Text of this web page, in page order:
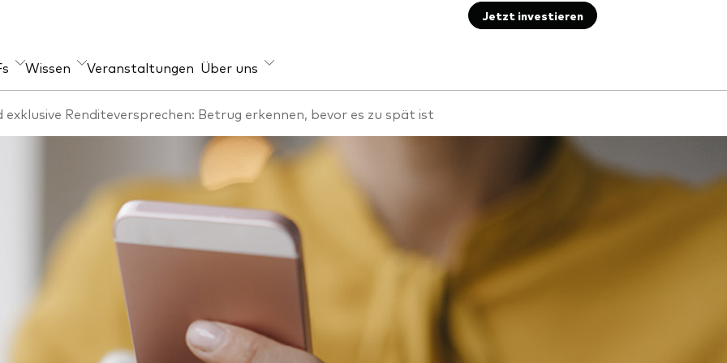
Jetzt investieren
Angebot Im Fokus
Welt-ETFs
Länder-ETFs
LifeStrategy
Wissen
Anlageprinzipien
Veranstaltungen Über uns
exklusive Renditeversprechen: Betrug erkennen, bevor es zu spät ist